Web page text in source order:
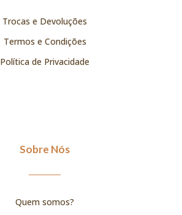
Trocas e Devoluções
Termos e Condições
Política de Privacidade
Sobre Nós
Quem somos?